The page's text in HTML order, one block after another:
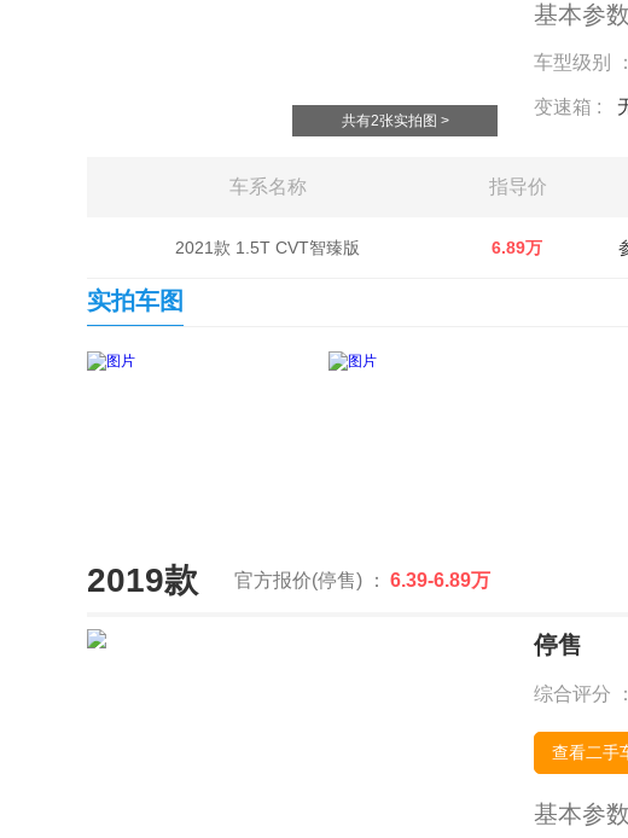
共有2张实拍图 >
基本参数
车型级别 ：
变速箱 :
车系名称 指导价
2021款 1.5T CVT智臻版 6.89万
实拍车图
2019款 官方报价(停售) ： 6.39-6.89万
停售
综合评分 ：
查看二手
基本参数